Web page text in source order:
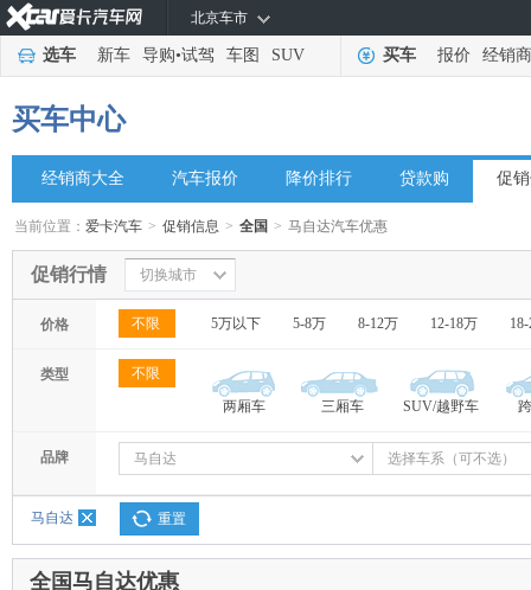
北京车市
选车 新车 导购•试驾 车图 SUV 买车 报价 经销商
买车中心
经销商大全 汽车报价 降价排行 贷款购 促
当前位置：爱卡汽车 > 促销信息 > 全国 > 马自达汽车优惠
促销行情 切换城市
价格 不限 5万以下 5-8万 8-12万 12-18万
类型
不限
两厢车
三厢车 SUV/越野车
品牌 马自达 选择车系（可不选）
马自达 重置
全国马自达优惠